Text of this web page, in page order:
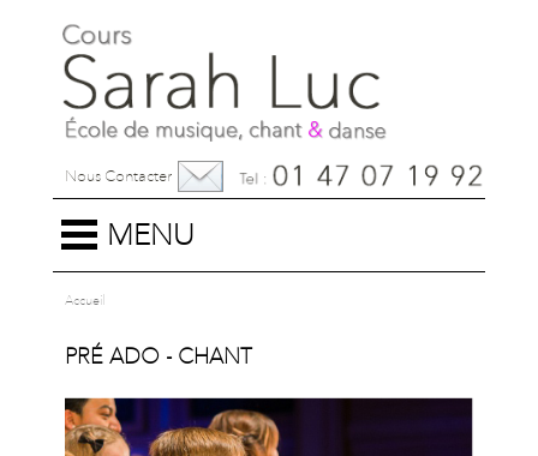
MENU
Nous Contacter
Accueil
PRÉ ADO - CHANT